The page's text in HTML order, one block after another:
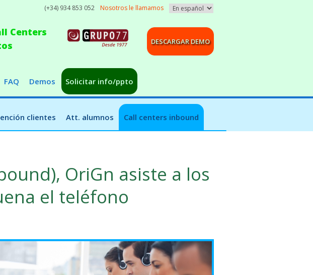
Centers
(+34) 934 853 052 Nosotros le llamamos
DESCARGAR DEMO
FAQ Demos Solicitar info/ppto
clientes Att. alumnos Call centers inbound
OriGn asiste a los
el teléfono